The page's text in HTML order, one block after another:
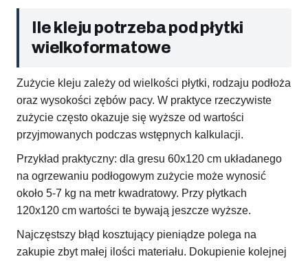
Ile kleju potrzeba pod płytki
wielkoformatowe
Zużycie kleju zależy od wielkości płytki, rodzaju podłoża
oraz wysokości zębów pacy. W praktyce rzeczywiste
zużycie często okazuje się wyższe od wartości
przyjmowanych podczas wstępnych kalkulacji.
Przykład praktyczny: dla gresu 60x120 cm układanego
na ogrzewaniu podłogowym zużycie może wynosić
około 5-7 kg na metr kwadratowy. Przy płytkach
120x120 cm wartości te bywają jeszcze wyższe.
Najczęstszy błąd kosztujący pieniądze polega na
zakupie zbyt małej ilości materiału. Dokupienie kolejnej